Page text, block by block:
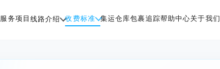
服务项目线路介绍 收费标准 集运仓库包裹追踪帮助中心关于我们